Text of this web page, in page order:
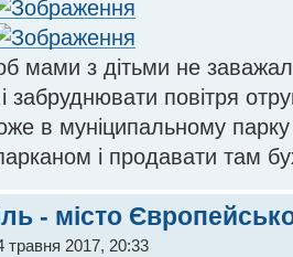
мами з дітьми не
забруднювати повітря
в муніципальному
і продавати там
- місто
травня 2017, 20:33